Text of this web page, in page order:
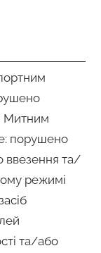
Митним
порушено
ввезення та/
режимі
та/або